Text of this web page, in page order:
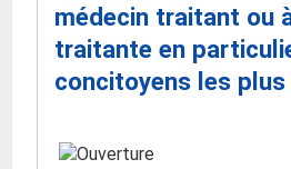
médecin traitant ou
traitante en
concitoyens les